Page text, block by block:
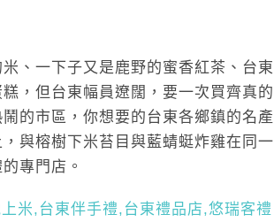
、一下子又是鹿野的蜜香紅茶、台東
，但台東幅員遼闊，要一次買齊真的
的市區，你想要的台東各鄉鎮的名產
與榕樹下米苔目與藍蜻蜓炸雞在同一
專門店。